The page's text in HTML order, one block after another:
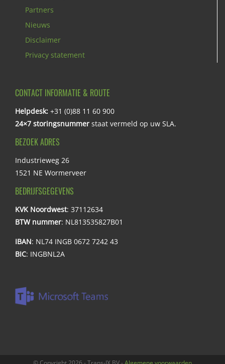
Partners
Nieuws
Disclaimer
Privacy statement
CONTACT INFORMATIE & ROUTE
Helpdesk: +31 (0)88 11 60 900
24×7 storingsnummer staat vermeld op uw SLA.
BEZOEK ADRES
Industrieweg 26
1521 NE Wormerveer
BEDRIJFSGEGEVENS
KVK Noordwest: 37112634
BTW nummer: NL813535827B01
IBAN: NL74 INGB 0672 7242 43
BIC: INGBNL2A